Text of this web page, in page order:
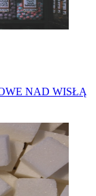
NAD WISŁĄ